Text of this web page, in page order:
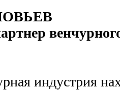
индустрия